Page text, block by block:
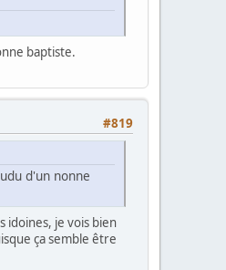
baptiste.
#819
d'un nonne
idoines, je vois bien
ça semble être